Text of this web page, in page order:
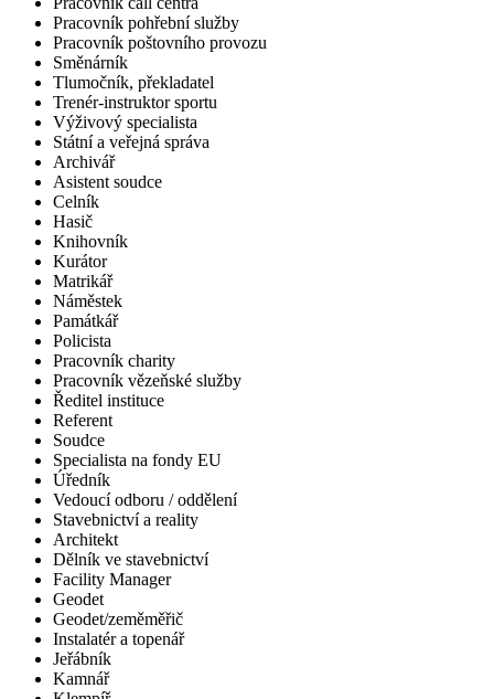
Pracovník pohřební služby
Pracovník poštovního provozu
Směnárník
Tlumočník, překladatel
Trenér-instruktor sportu
Výživový specialista
Státní a veřejná správa
Archivář
Asistent soudce
Celník
Hasič
Knihovník
Kurátor
Matrikář
Náměstek
Památkář
Policista
Pracovník charity
Pracovník vězeňské služby
Ředitel instituce
Referent
Soudce
Specialista na fondy EU
Úředník
Vedoucí odboru / oddělení
Stavebnictví a reality
Architekt
Dělník ve stavebnictví
Facility Manager
Geodet
Geodet/zeměměřič
Instalatér a topenář
Jeřábník
Kamnář